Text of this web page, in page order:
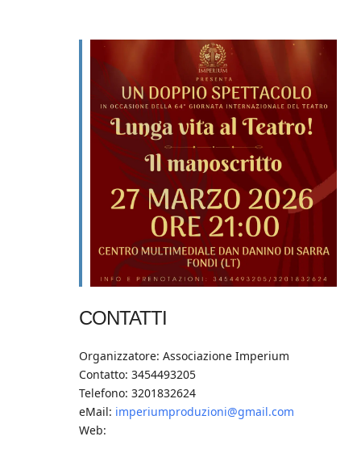
CONTATTI
Organizzatore: Associazione Imperium
Contatto: 3454493205
Telefono: 3201832624
eMail: imperiumproduzioni@gmail.com
Web: